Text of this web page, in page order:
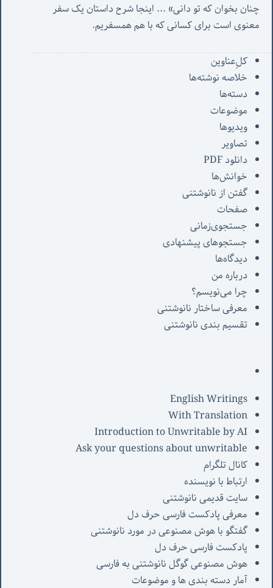
چنان بخوان که تو دانی» ...
معنوی است برای کسانی که با هم همسفریم.
کل‌ِعناوین
خلاصه نوشته‌ها
دسته‌ها
موضوعات
ویدیوها
تصاویر
دانلود PDF
خوانش‌ها
گفتن از نانوشتنی
صفحات
جستجوی‌زمانی
جستجوهای پیشنهادی
دیدگاه‌ها
درباره من
چرا می‌نویسم؟
معرفی‌ ساختار نانوشتنی
تقسیم بندی نانوشتنی
English Writings
With Translation
Introduction to Unwritable by AI
Ask your questions about unwritable
کانال تلگرام
ارتباط با نویسنده
سایت قدیمی نانوشتنی
معرفی پادکست فارسی حرف دل
گفتگو با هوش مصنوعی در مورد نانوشتنی
پادکست فارسی حرف دل
هوش مصنوعی گوگل نانوشتنی به فارسی
آمار دسته بندی ها و موضوعات